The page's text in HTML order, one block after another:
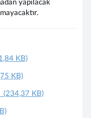
yapılacak
KB)
KB)
(234,37 KB)